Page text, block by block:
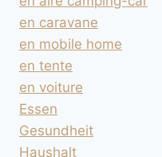
en caravane
en mobile home
en tente
en voiture
Essen
Gesundheit
Haushalt